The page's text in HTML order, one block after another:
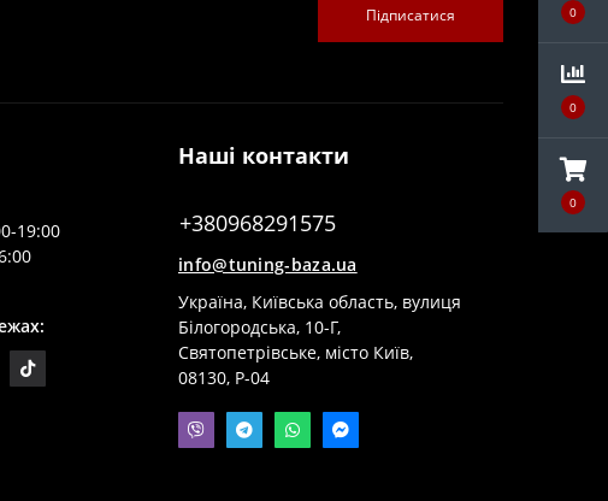
0
0
0
Підписатися
19:00
Наші контакти
+380968291575
info@tuning-baza.ua
Україна, Київська область, вулиця
Білогородська, 10-Г,
Святопетрівське, місто Київ,
08130, Р-04